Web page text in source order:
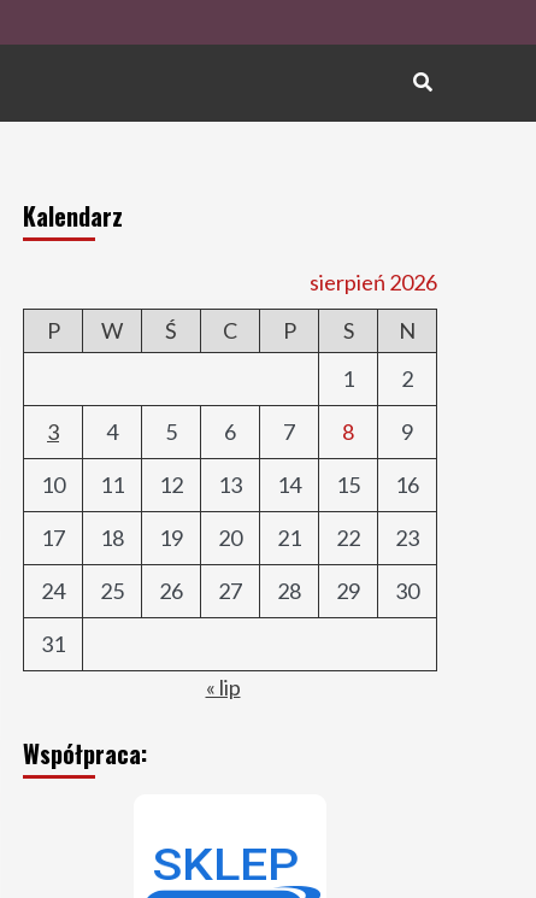
Kalendarz
sierpień 2026
P
W Ś C P S
N
1
2
3
4 5 6 7 8
9
10
11 12 13 14 15
16
17
18 19 20 21 22
23
24
25 26 27 28 29
30
31
« lip
Współpraca: